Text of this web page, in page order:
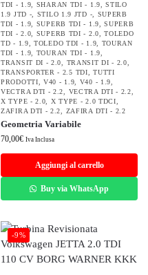
TDI - 1.9
SHARAN TDI - 1.9 ,STILO
1.9 JTD -
STILO 1.9 JTD -
SUPERB
TDI - 1.9
SUPERB TDI - 1.9 ,SUPERB
TDI - 2.0
SUPERB TDI - 2.0 ,TOLEDO
TD - 1.9 ,TOLEDO TDI - 1.9
TOURAN
TDI - 1.9
TOURAN TDI - 1.9
TRANSIT DI - 2.0
TRANSIT DI - 2.0
TRANSPORTER - 2.5 TDI ,TUTTI
PRODOTTI ,V40 - 1.9 V40 - 1.9
VECTRA DTI - 2.2
VECTRA DTI - 2.2
X TYPE - 2.0
X TYPE - 2.0 TDCI
ZAFIRA DTI - 2.2
ZAFIRA DTI - 2.2
Geometria Variabile
70,00€ Iva Inclusa
Aggiungi al carrello
Buy via WhatsApp
-9%